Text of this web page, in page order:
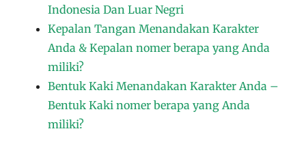
Indonesia Dan Luar Negri
Kepalan Tangan Menandakan Karakter
Anda & Kepalan nomer berapa yang Anda
miliki?
Bentuk Kaki Menandakan Karakter Anda –
Bentuk Kaki nomer berapa yang Anda
miliki?